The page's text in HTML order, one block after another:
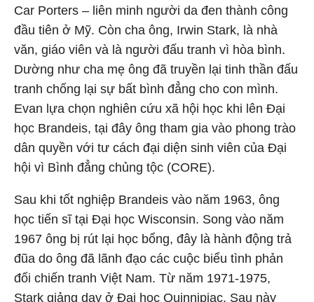
Car Porters – liên minh người da đen thành công
đầu tiên ở Mỹ. Còn cha ông, Irwin Stark, là nhà
văn, giáo viên và là người đấu tranh vì hòa bình.
Dường như cha mẹ ông đã truyền lại tinh thần đấu
tranh chống lại sự bất bình đẳng cho con mình.
Evan lựa chọn nghiên cứu xã hội học khi lên Đại
học Brandeis, tại đây ông tham gia vào phong trào
dân quyền với tư cách đại diện sinh viên của Đại
hội vì Bình đẳng chủng tộc (CORE).
Sau khi tốt nghiệp Brandeis vào năm 1963, ông
học tiến sĩ tại Đại học Wisconsin. Song vào năm
1967 ông bị rút lại học bổng, đây là hành động trả
đũa do ông đã lãnh đạo các cuộc biểu tình phản
đối chiến tranh Việt Nam. Từ năm 1971-1975,
Stark giảng dạy ở Đại học Quinnipiac. Sau này